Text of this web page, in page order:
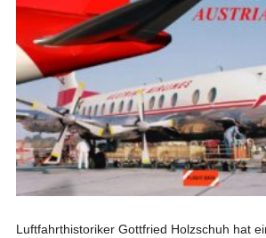
Luftfahrthistoriker Gottfried Holzschuh hat